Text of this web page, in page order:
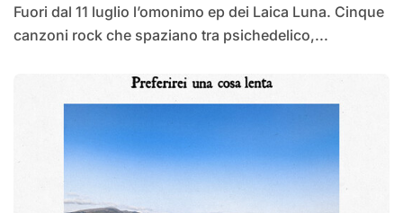
Fuori dal 11 luglio l’omonimo ep dei Laica Luna. Cinque
canzoni rock che spaziano tra psichedelico,...